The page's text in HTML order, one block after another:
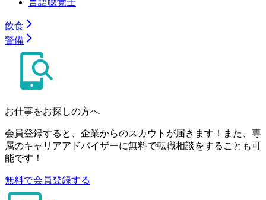
言語聴覚士
飲食
警備
お仕事をお探しの方へ
会員登録すると、企業からのスカウトが届きます！また、専
属のキャリアアドバイザーに無料で転職相談をすることも可
能です！
無料で会員登録する